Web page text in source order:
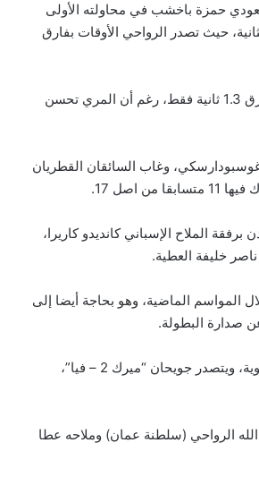
أسرع بـ12.4 ثانية عن السائق السعودي حمزة باخشب في محاولته الأولى
حيث تصدر الرواحي الأوقات بفارق
وتفوق السائق القطري راشد المهندي على مواطنه الشاب محمد المري بفارق 1.3 ثانية فقط، رغم أن المري تحسن
وغاب السائقان القطريان
17.
الملاح الإسباني كانديدو كاريرا،
المواسم الماضية، وهو بحاجة أيضا إلى
ويسعى السائق الأردني شاكر جويحان بلوغ منصة التتويج في فئة “رالي 2” قوية، ويتصدر جويحان “ميرك 2 – فيا”،
الأردن 2026: المركز الأول: عبد الله الرواحي (سلطنة عمان) وملاحه عطا